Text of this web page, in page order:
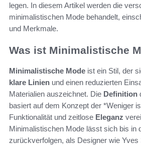
legen. In diesem Artikel werden die
minimalistischen Mode behandelt,
und Merkmale.
Was ist Minimalistische
Minimalistische Mode ist ein Stil, der
klare Linien und einen reduzierten
Materialien auszeichnet. Die Definition
basiert auf dem Konzept der *Weniger
Funktionalität und zeitlose Eleganz
Minimalistischen Mode lässt sich bis in
zurückverfolgen, als Designer wie Yves